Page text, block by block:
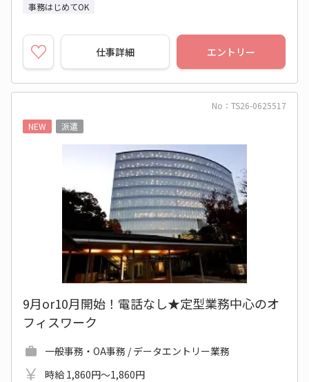
事務はじめてOK
仕事詳細 エントリー
No：TS26-0625517
NEW
派遣
9月or10月開始！電話なし★定型業務中心のオ
フィスワーク
一般事務・OA事務 / データエントリー業務
時給 1,860円～1,860円